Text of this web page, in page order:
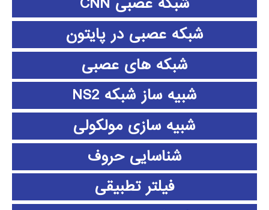
شبکه عصبی در پایتون
شبکه های عصبی
شبیه ساز شبکه NS2
شبیه سازی مولکولی
شناسایی حروف
فیلتر تطبیقی